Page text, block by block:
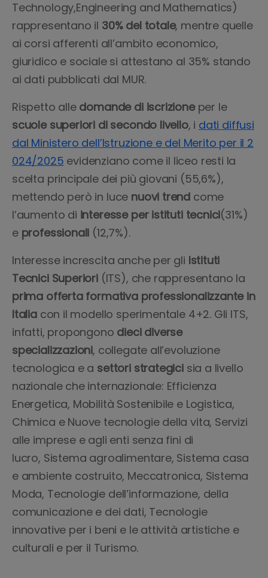
Technology,Engineering and Mathematics)
rappresentano il 30% del totale, mentre quelle
ai corsi afferenti all’ambito economico,
giuridico e sociale si attestano al 35% stando
ai dati pubblicati dal MUR.
Rispetto alle domande di iscrizioneper le
scuole superiori di secondo livello, i dati diffusi
dal Ministero dell’Istruzione e del Merito per il 2
024/2025 evidenziano come il liceo resti la
scelta principale dei più giovani (55,6%),
mettendo però in luce nuovi trend come
l’aumento di interesse per istituti tecnici(31%)
e professionali (12,7%).
Interesse increscita anche per gli Istituti
Tecnici Superiori(ITS), che rappresentano la
prima offerta formativa professionalizzante in
Italia con il modello sperimentale 4+2. Gli ITS,
infatti, propongono dieci diverse
specializzazioni, collegate all’evoluzione
tecnologica e a settori strategicisia a livello
nazionale che internazionale: Efficienza
Energetica, Mobilità Sostenibile e Logistica,
Chimica e Nuove tecnologie della vita, Servizi
alle imprese e agli enti senza fini di
lucro, Sistema agroalimentare, Sistema casa
e ambiente costruito, Meccatronica, Sistema
Moda, Tecnologie dell’informazione, della
comunicazione e dei dati, Tecnologie
innovative per i beni e le attività artistiche e
culturali e per il Turismo.